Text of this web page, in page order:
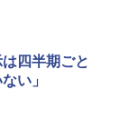
四半期ごと
い」